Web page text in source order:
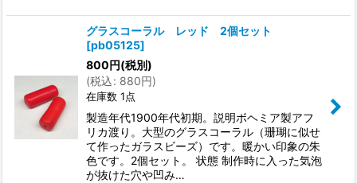
グラスコーラル レッド 2個セット
[pb05125]
800円(税別)
(税込: 880円)
在庫数 1点
製造年代1900年代初期。説明ボヘミア製アフ
リカ渡り。大型のグラスコーラル（珊瑚に似せ
て作ったガラスビーズ）です。暖かい印象の朱
色です。2個セット。 状態 制作時に入った気泡
が抜けた穴や凹み…